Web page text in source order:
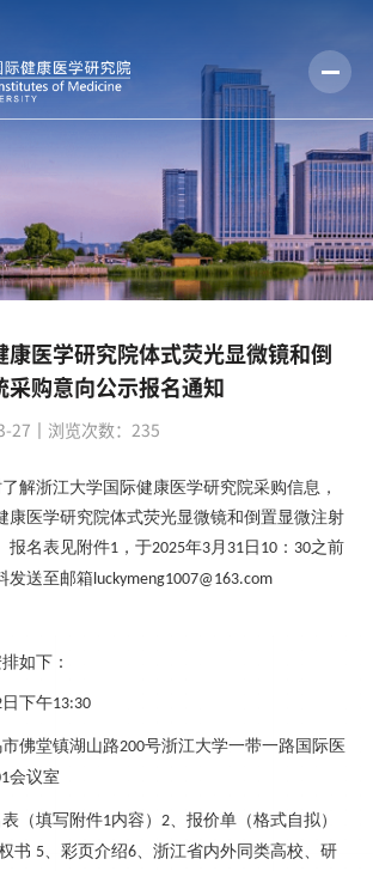
康医学研究院体式荧光显微镜和倒
采购意向公示报名通知
27 丨浏览次数： 235
解浙江大学国际健康医学研究院采购信息，
康医学研究院体式荧光显微镜和倒置显微注射
报名表见附件1 ，于2025年3月 31 日 10： 30之前
发送至邮箱 luckymeng1007@163.com
如下：
日下午13:30
佛堂镇湖山路200号浙江大学一带一路国际医
会议室
表（填写附件1内容） 2、报价单（格式自拟）
书 5、彩页介绍6、浙江省内外同类高校、研